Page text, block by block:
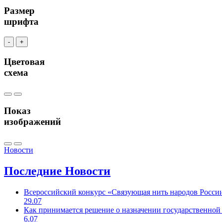
Размер
шрифта
- +
Цветовая
схема
Показ
изображений
Новости
Последние Новости
Всероссийский конкурс «Связующая нить народов
29.07
Как принимается решение о назначении
6.07